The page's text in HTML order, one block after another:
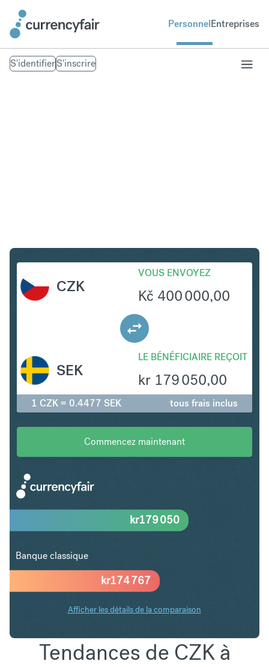
PersonnelEntreprises
S'identifierS'inscrire
CZK
VOUS ENVOYEZ
Kč 400 000,00
LE BÉNÉFICIAIRE REÇOIT
kr 179 050,00
SEK
1 CZK = 0.4477 SEK tous frais inclus
Commencez maintenant
kr174 767
kr179 050
Banque classique
Afficher les détails de la comparaison
Tendances de CZK à